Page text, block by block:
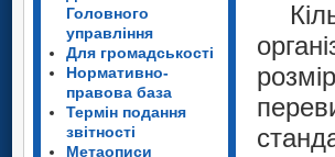
Головного
управління
Для громадськості
Нормативно-
правова база
Термін подання
звітності
Метаописи